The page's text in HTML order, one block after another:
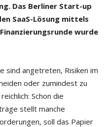
Das Berliner Start-up
SaaS-Lösung mittels
wurde
sind angetreten, Risiken im
oder zumindest zu
Schon die
stellt manche
soll das Papier